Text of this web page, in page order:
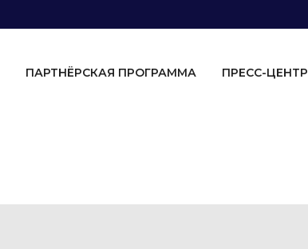
ПАРТНЁРСКАЯ ПРОГРАММА ПРЕСС-ЦЕНТР